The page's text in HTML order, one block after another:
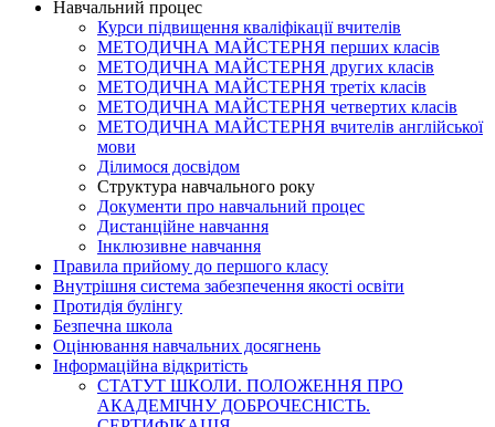
Навчальний процес
Курси підвищення кваліфікації вчителів
МЕТОДИЧНА МАЙСТЕРНЯ перших класів
МЕТОДИЧНА МАЙСТЕРНЯ других класів
МЕТОДИЧНА МАЙСТЕРНЯ третіх класів
МЕТОДИЧНА МАЙСТЕРНЯ четвертих класів
МЕТОДИЧНА МАЙСТЕРНЯ вчителів англійської
мови
Ділимося досвідом
Структура навчального року
Документи про навчальний процес
Дистанційне навчання
Інклюзивне навчання
Правила прийому до першого класу
Внутрішня система забезпечення якості освіти
Протидія булінгу
Безпечна школа
Оцінювання навчальних досягнень
Інформаційна відкритість
СТАТУТ ШКОЛИ. ПОЛОЖЕННЯ ПРО
АКАДЕМІЧНУ ДОБРОЧЕСНІСТЬ.